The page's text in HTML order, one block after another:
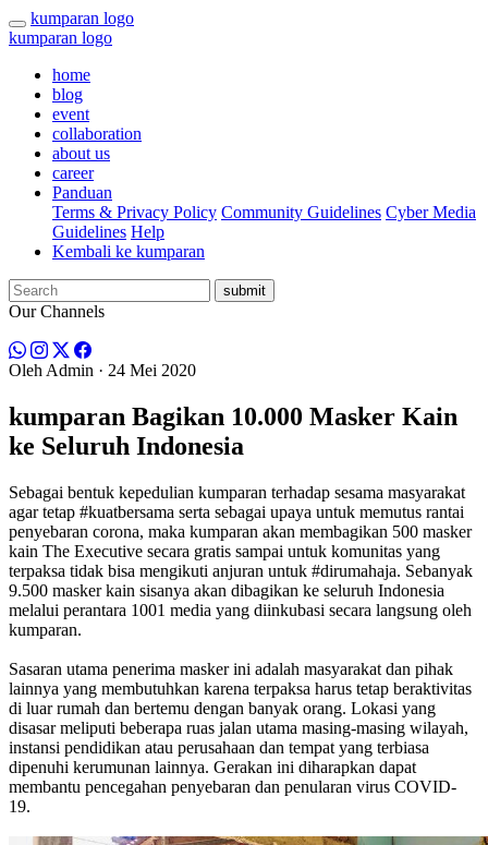
kumparan logo
kumparan logo
home
blog
event
collaboration
about us
career
Panduan
Terms & Privacy Policy Community Guidelines Cyber Media
Guidelines Help
Kembali ke kumparan
submit
Our Channels
Oleh Admin · 24 Mei 2020
kumparan Bagikan 10.000 Masker Kain
ke Seluruh Indonesia
Sebagai bentuk kepedulian kumparan terhadap sesama masyarakat
agar tetap #kuatbersama serta sebagai upaya untuk memutus rantai
penyebaran corona, maka kumparan akan membagikan 500 masker
kain The Executive secara gratis sampai untuk komunitas yang
terpaksa tidak bisa mengikuti anjuran untuk #dirumahaja. Sebanyak
9.500 masker kain sisanya akan dibagikan ke seluruh Indonesia
melalui perantara 1001 media yang diinkubasi secara langsung oleh
kumparan.
Sasaran utama penerima masker ini adalah masyarakat dan pihak
lainnya yang membutuhkan karena terpaksa harus tetap beraktivitas
di luar rumah dan bertemu dengan banyak orang. Lokasi yang
disasar meliputi beberapa ruas jalan utama masing-masing wilayah,
instansi pendidikan atau perusahaan dan tempat yang terbiasa
dipenuhi kerumunan lainnya. Gerakan ini diharapkan dapat
membantu pencegahan penyebaran dan penularan virus COVID-
19.